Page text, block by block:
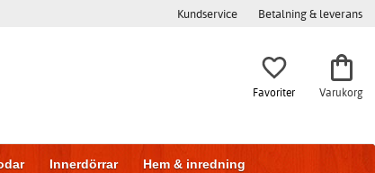
Kundservice Betalning & leverans
Favoriter Varukorg
Innerdörrar Hem & inredning